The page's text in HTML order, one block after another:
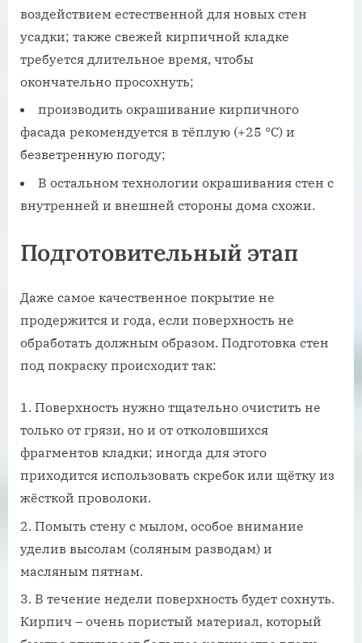
воздействием естественной для новых стен
усадки; также свежей кирпичной кладке
требуется длительное время, чтобы
окончательно просохнуть;
производить окрашивание кирпичного
фасада рекомендуется в тёплую (+25 °С) и
безветренную погоду;
В остальном технологии окрашивания стен с
внутренней и внешней стороны дома схожи.
Подготовительный этап
Даже самое качественное покрытие не
продержится и года, если поверхность не
обработать должным образом. Подготовка стен
под покраску происходит так:
Поверхность нужно тщательно очистить не
только от грязи, но и от отколовшихся
фрагментов кладки; иногда для этого
приходится использовать скребок или щётку из
жёсткой проволоки.
Помыть стену с мылом, особое внимание
уделив высолам (соляным разводам) и
масляным пятнам.
В течение недели поверхность будет сохнуть.
Кирпич – очень пористый материал, который